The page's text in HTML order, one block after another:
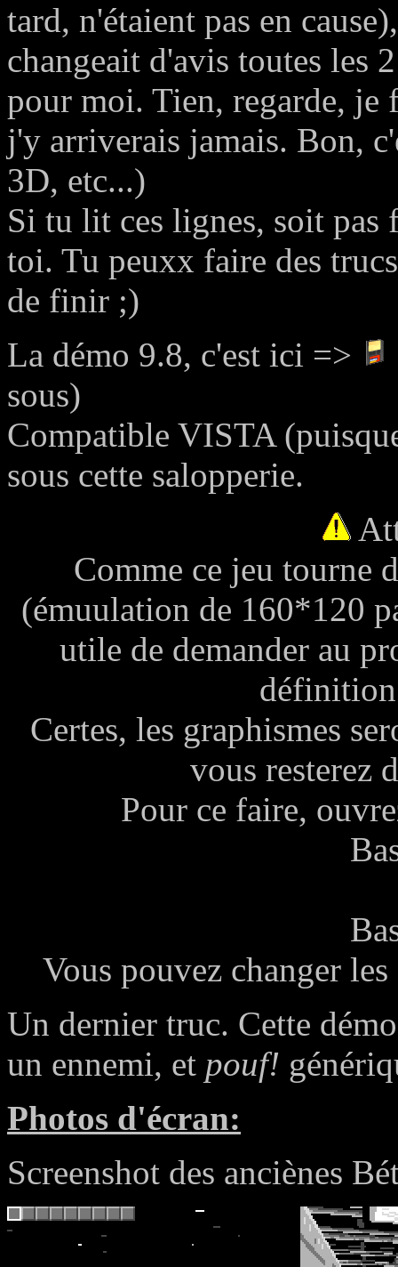
tard, n'étaient pas en
changeait d'avis toutes les
pour moi. Tien, regarde,
j'y arriverais jamais. Bon,
3D, etc...)
Si tu lit ces lignes, soit pas
toi. Tu peuxx faire des
de finir ;)
La démo 9.8, c'est ici =>
sous)
Compatible VISTA
sous cette salopperie.
Comme ce jeu tourne
(émuulation de 160*120
utile de demander au
Certes, les graphismes
vous resterez
Pour ce faire,
Vous pouvez changer
Un dernier truc. Cette
un ennemi, et pouf!
Photos d'écran:
Screenshot des anciènes